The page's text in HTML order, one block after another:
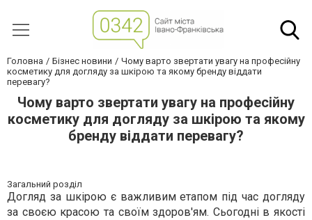
Головна Бізнес новини
Чому варто звертати увагу на професійну
косметику для догляду за шкірою та якому бренду віддати
перевагу?
Чому варто звертати увагу на професійну
косметику для догляду за шкірою та якому
бренду віддати перевагу?
Загальний розділ
Догляд за шкірою є важливим етапом під час догляду
за своєю красою та своїм здоров'ям. Сьогодні в якості